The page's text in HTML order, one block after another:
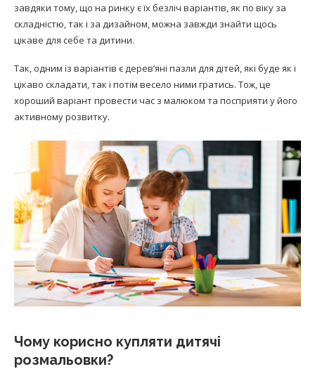
завдяки тому, що на ринку є їх безліч варіантів, як по віку за
складністю, так і за дизайном, можна завжди знайти щось
цікаве для себе та дитини.
Так, одним із варіантів є дерев’яні пазли для дітей, які буде як і
цікаво складати, так і потім весело ними гратись. Тож, це
хороший варіант провести час з малюком та посприяти у його
активному розвитку.
Чому корисно купляти дитячі
розмальовки?